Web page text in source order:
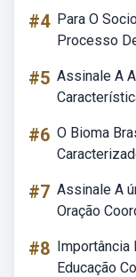
#4 Para O
Processo
#5 Assinale A
#6 O Bioma
#7 Assinale A
Oração
#8 Importância
Educação